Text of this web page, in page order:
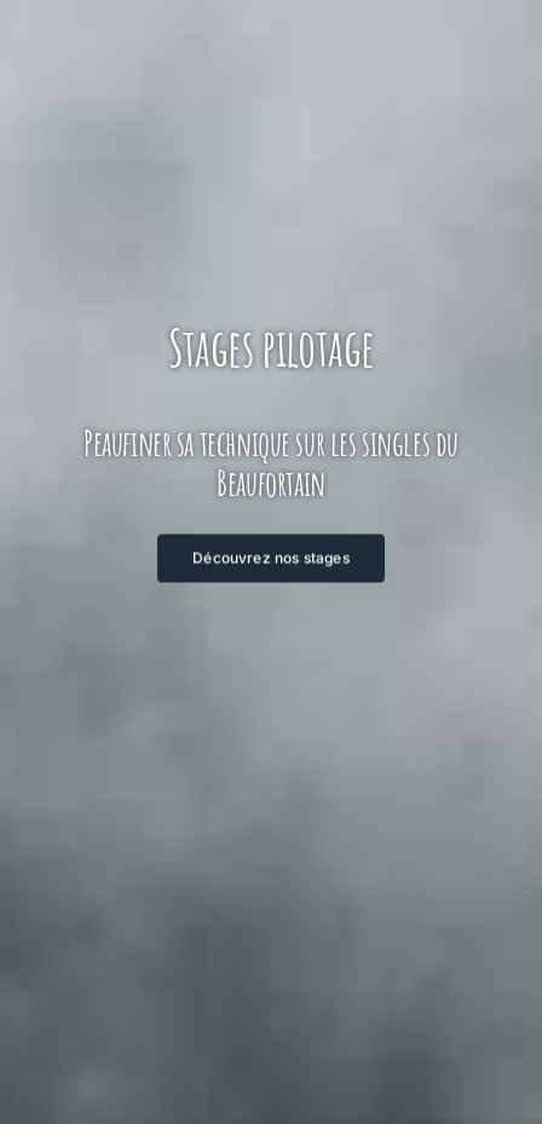
Séjour navettes enduro
3 jours pour découvrir les meilleurs descentes du
Beaufortain
Découvrez nos séjours